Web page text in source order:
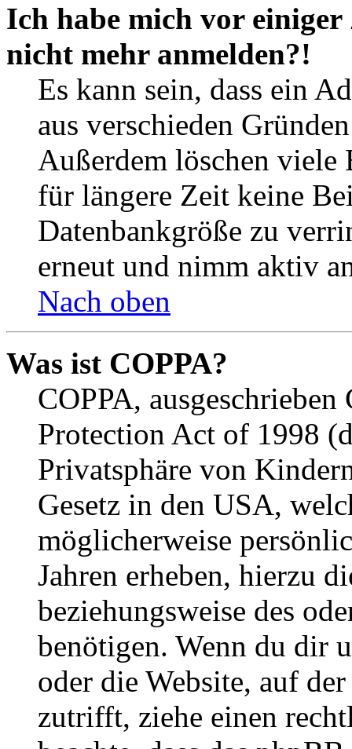
Ich habe mich vor
nicht mehr anmelden?!
Es kann sein, dass ein
aus verschieden
Außerdem löschen viele
für längere Zeit keine
Datenbankgröße zu
erneut und nimm aktiv
Nach oben
Was ist COPPA?
COPPA,
Protection Act of 1998
Privatsphäre von
Gesetz in den USA,
möglicherweise
Jahren erheben, hierzu
beziehungsweise des
benötigen. Wenn du dir
oder die Website, auf
zutrifft, ziehe einen